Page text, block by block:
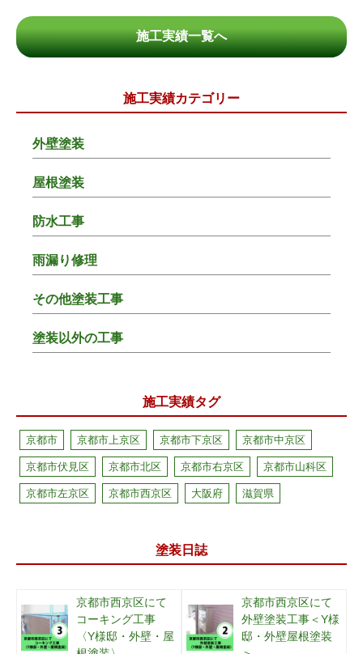
施工実績一覧へ
施工実績カテゴリー
外壁塗装
屋根塗装
防水工事
雨漏り修理
その他塗装工事
塗装以外の工事
施工実績タグ
京都市 京都市上京区 京都市下京区 京都市中京区
京都市伏見区 京都市北区 京都市右京区 京都市山科区
京都市左京区 京都市西京区 大阪府 滋賀県
塗装日誌
京都市西京区にて
コーキング工事
〈Y様邸・外壁・屋
京都市西京区にて
外壁塗装工事＜Y様
邸・外壁屋根塗装